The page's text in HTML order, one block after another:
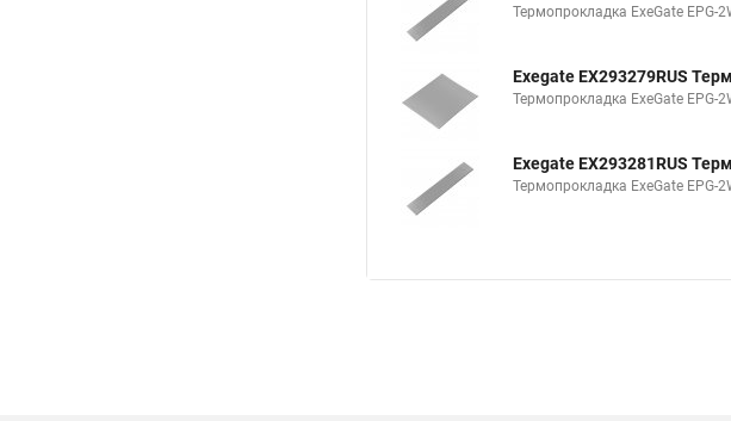
Термопрокладка ExeGate EPG-
Exegate EX293279RUS
Термопрокладка ExeGate EPG-
Exegate EX293281RUS
Термопрокладка ExeGate EPG-